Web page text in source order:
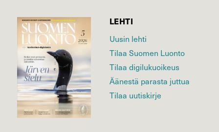
LEHTI
Uusin lehti
Tilaa Suomen Luonto
Tilaa digilukuoikeus
Äänestä parasta juttua
Tilaa uutiskirje